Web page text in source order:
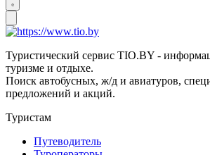
Туристический сервис TIO.BY -
туризме и отдыхе.
Поиск автобусных, ж/д и авиатуров,
предложений и акций.
Туристам
Путеводитель